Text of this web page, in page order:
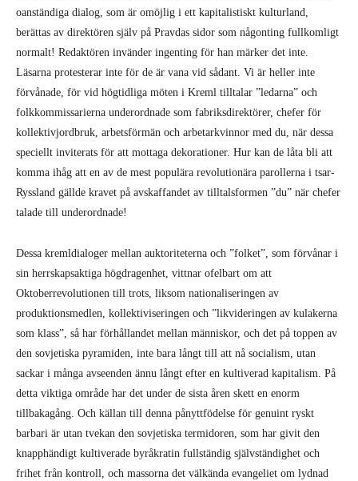
oanständiga dialog, som är omöjlig i ett kapitalistiskt kulturland,
berättas av direktören själv på Pravdas sidor som någonting fullkomligt
normalt! Redaktören invänder ingenting för han märker det inte.
Läsarna protesterar inte för de är vana vid sådant. Vi är heller inte
förvånade, för vid högtidliga möten i Kreml tilltalar ”ledarna” och
folkkommissarierna underordnade som fabriksdirektörer, chefer för
kollektivjordbruk, arbetsförmän och arbetarkvinnor med du, när dessa
speciellt inviterats för att mottaga dekorationer. Hur kan de låta bli att
komma ihåg att en av de mest populära revolutionära parollerna i tsar-
Ryssland gällde kravet på avskaffandet av tilltalsformen ”du” när chefer
talade till underordnade!
Dessa kremldialoger mellan auktoriteterna och ”folket”, som förvånar i
sin herrskapsaktiga högdragenhet, vittnar ofelbart om att
Oktoberrevolutionen till trots, liksom nationaliseringen av
produktionsmedlen, kollektiviseringen och ”likvideringen av kulakerna
som klass”, så har förhållandet mellan människor, och det på toppen av
den sovjetiska pyramiden, inte bara långt till att nå socialism, utan
sackar i många avseenden ännu långt efter en kultiverad kapitalism. På
detta viktiga område har det under de sista åren skett en enorm
tillbakagång. Och källan till denna pånyttfödelse för genuint ryskt
barbari är utan tvekan den sovjetiska termidoren, som har givit den
knapphändigt kultiverade byråkratin fullständig självständighet och
frihet från kontroll, och massorna det välkända evangeliet om lydnad